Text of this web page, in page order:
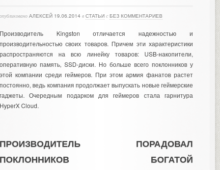
АЛЕКСЕЙ 19.06.2014 в СТАТЬИ с БЕЗ КОММЕНТАРИЕВ
Kingston отличается надежностью и
своих товаров. Причем эти характеристики
на всю линейку товаров: USB-накопители,
память, SSD-диски. Но больше всего поклонников у
компании среди геймеров. При этом армия фанатов растет
ведь компания продолжает выпускать новые геймерские
Очередным подарком для геймеров стала гарнитура
Cloud.
ПОРАДОВАЛ
БОГАТОЙ